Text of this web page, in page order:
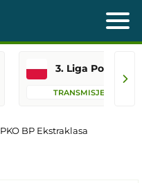
3. Liga Polska
TRANSMISJE
PKO BP Ekstraklasa